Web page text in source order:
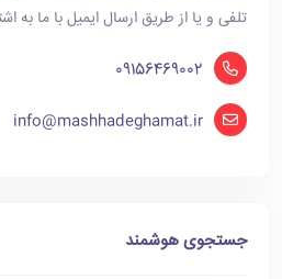
تلفی و یا از طریق ارسال ایمیل با ما به
09156469002
info@mashhadeghamat.ir
جستجوی هوشمند